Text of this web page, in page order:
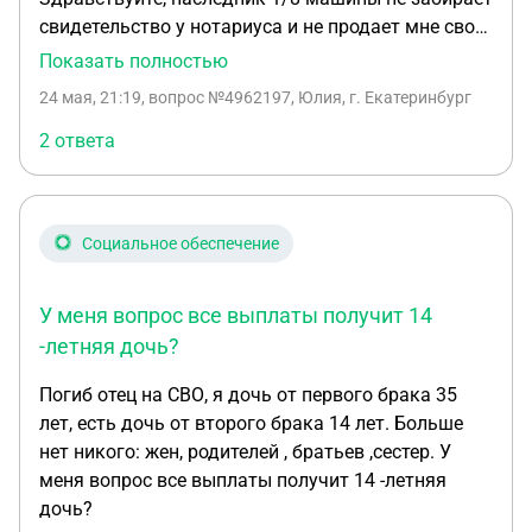
свидетельство у нотариуса и не продает мне свою
часть, что можно сделать в этом случае?
приобреталась в нашем браке.
Показать полностью
24 мая, 21:19, вопрос №4962197, Юлия, г. Екатеринбург
2 ответа
Социальное обеспечение
У меня вопрос все выплаты получит 14
-летняя дочь?
Погиб отец на СВО, я дочь от первого брака 35
лет, есть дочь от второго брака 14 лет. Больше
нет никого: жен, родителей , братьев ,сестер. У
меня вопрос все выплаты получит 14 -летняя
дочь?